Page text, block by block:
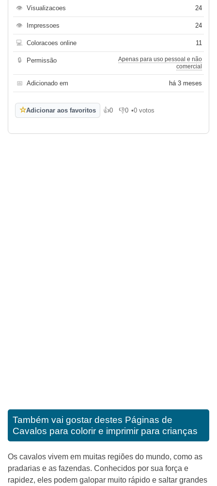
👁 Visualizacoes 24
👁 Impressoes 24
💻 Coloracoes online 11
🔒 Permissão
Apenas para uso pessoal e não
comercial
📅 Adicionado em há 3 meses
☆Adicionar aos favoritos 👍0
Gosto👎0
Não gosto
•0 votos
Também vai gostar destes Páginas de
Cavalos para colorir e imprimir para crianças
Os cavalos vivem em muitas regiões do mundo, como as
pradarias e as fazendas. Conhecidos por sua força e
rapidez, eles podem galopar muito rápido e saltar grandes